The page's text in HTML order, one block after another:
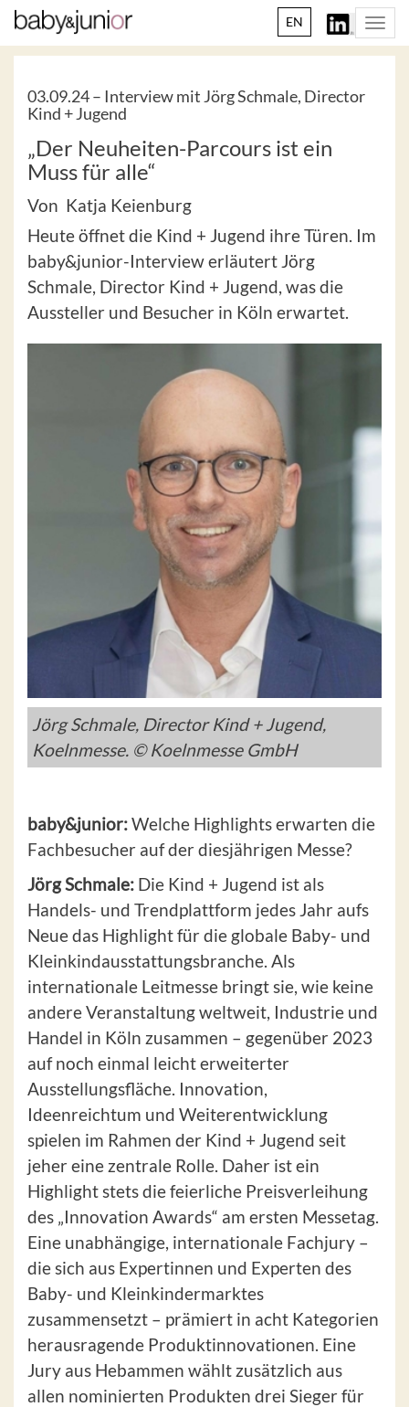
EN
03.09.24 – Interview mit Jörg Schmale, Director
Kind + Jugend
„Der Neuheiten-Parcours ist ein
Muss für alle“
Von Katja Keienburg
Heute öffnet die Kind + Jugend ihre Türen. Im
baby&junior-Interview erläutert Jörg
Schmale, Director Kind + Jugend, was die
Aussteller und Besucher in Köln erwartet.
Jörg Schmale, Director Kind + Jugend,
Koelnmesse. © Koelnmesse GmbH
baby&junior:Welche Highlights erwarten die
Fachbesucher auf der diesjährigen Messe?
Jörg Schmale: Die Kind + Jugend ist als
Handels- und Trendplattform jedes Jahr aufs
Neue das Highlight für die globale Baby- und
Kleinkindausstattungsbranche. Als
internationale Leitmesse bringt sie, wie keine
andere Veranstaltung weltweit, Industrie und
Handel in Köln zusammen – gegenüber 2023
auf noch einmal leicht erweiterter
Ausstellungsfläche. Innovation,
Ideenreichtum und Weiterentwicklung
spielen im Rahmen der Kind + Jugend seit
jeher eine zentrale Rolle. Daher ist ein
Highlight stets die feierliche Preisverleihung
des „Innovation Awards“ am ersten Messetag.
Eine unabhängige, internationale Fachjury –
die sich aus Expertinnen und Experten des
Baby- und Kleinkindermarktes
zusammensetzt – prämiert in acht Kategorien
herausragende Produktinnovationen. Eine
Jury aus Hebammen wählt zusätzlich aus
allen nominierten Produkten drei Sieger für